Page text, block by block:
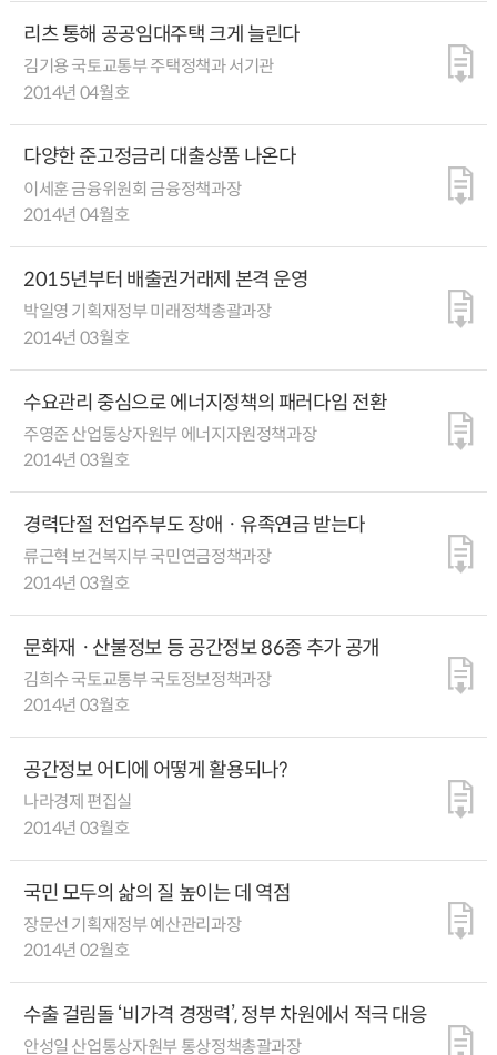
리츠 통해 공공임대주택 크게 늘린다
김기용 국토교통부 주택정책과 서기관
2014년 04월호
다양한 준고정금리 대출상품 나온다
이세훈 금융위원회 금융정책과장
2014년 04월호
2015년부터 배출권거래제 본격 운영
박일영 기획재정부 미래정책총괄과장
2014년 03월호
수요관리 중심으로 에너지정책의 패러다임 전환
주영준 산업통상자원부 에너지자원정책과장
2014년 03월호
경력단절 전업주부도 장애ㆍ유족연금 받는다
류근혁 보건복지부 국민연금정책과장
2014년 03월호
문화재ㆍ산불정보 등 공간정보 86종 추가 공개
김희수 국토교통부 국토정보정책과장
2014년 03월호
공간정보 어디에 어떻게 활용되나?
나라경제 편집실
2014년 03월호
국민 모두의 삶의 질 높이는 데 역점
장문선 기획재정부 예산관리과장
2014년 02월호
수출 걸림돌 ‘비가격 경쟁력’, 정부 차원에서 적극 대응
안성일 산업통상자원부 통상정책총괄과장